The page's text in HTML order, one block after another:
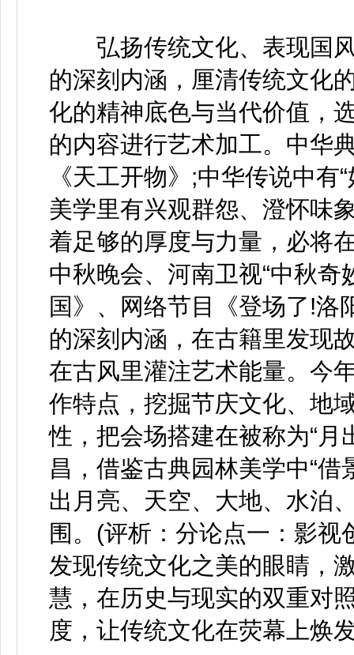
弘扬传统文化、表现国风
的深刻内涵，厘清传统文化
化的精神底色与当代价值，
的内容进行艺术加工。中华
《天工开物》;中华传说中有
美学里有兴观群怨、澄怀
着足够的厚度与力量，必将
中秋晚会、河南卫视“中秋
国》、网络节目《登场了!洛
的深刻内涵，在古籍里发现
在古风里灌注艺术能量。今
作特点，挖掘节庆文化、地
性，把会场搭建在被称为“月
昌，借鉴古典园林美学中“借
出月亮、天空、大地、水泊
围。(评析：分论点一：影
发现传统文化之美的眼睛，
慧，在历史与现实的双重对
度，让传统文化在荧幕上焕